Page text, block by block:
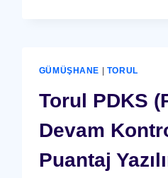
GÜMÜŞHANE TORUL
Torul PDKS
Devam
Puantaj